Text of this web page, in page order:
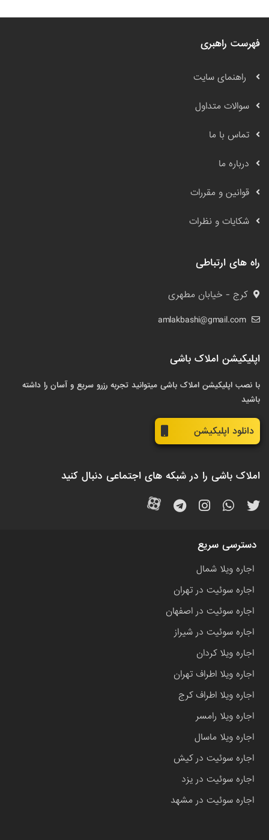
فهرست راهبری
راهنمای سایت
سوالات متداول
تماس با ما
درباره ما
قوانین و مقررات
شکایات و نظرات
راه های ارتباطی
کرج - خیابان مطهری
amlakbashi@gmail.com
اپلیکیشن املاک باشی
با نصب اپلیکیشن املاک باشی میتوانید تجربه رزرو سریع و آسان را داشته
باشید
دانلود اپلیکیشن
املاک باشی را در شبکه های اجتماعی دنبال کنید
دسترسی سریع
اجاره ویلا شمال
اجاره سوئیت در تهران
اجاره سوئیت در اصفهان
اجاره سوئیت در شیراز
اجاره ویلا کردان
اجاره ویلا اطراف تهران
اجاره ویلا اطراف کرج
اجاره ویلا رامسر
اجاره ویلا ماسال
اجاره سوئیت در کیش
اجاره سوئیت در یزد
اجاره سوئیت در مشهد